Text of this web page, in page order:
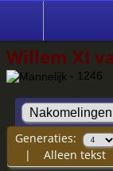
Willem XI
- 1246
Generaties:
| Alleen tekst